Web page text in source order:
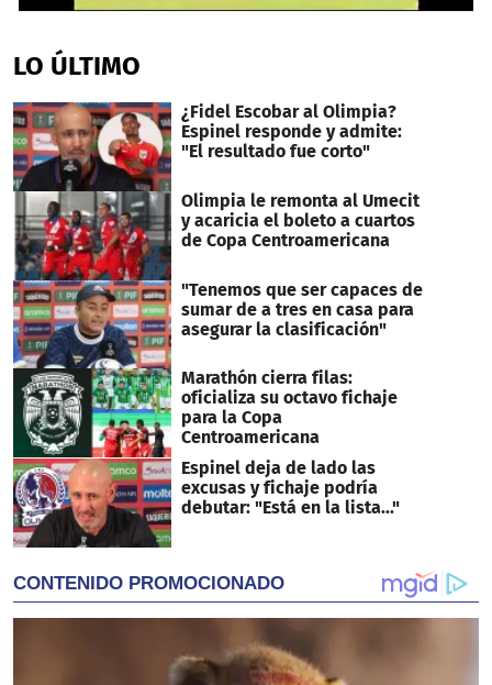
of
27
LO ÚLTIMO
¿Fidel Escobar al Olimpia?
Espinel responde y admite:
"El resultado fue corto"
Olimpia le remonta al Umecit
y acaricia el boleto a cuartos
de Copa Centroamericana
"Tenemos que ser capaces de
sumar de a tres en casa para
asegurar la clasificación"
Marathón cierra filas:
oficializa su octavo fichaje
para la Copa
Centroamericana
Espinel deja de lado las
excusas y fichaje podría
debutar: "Está en la lista..."